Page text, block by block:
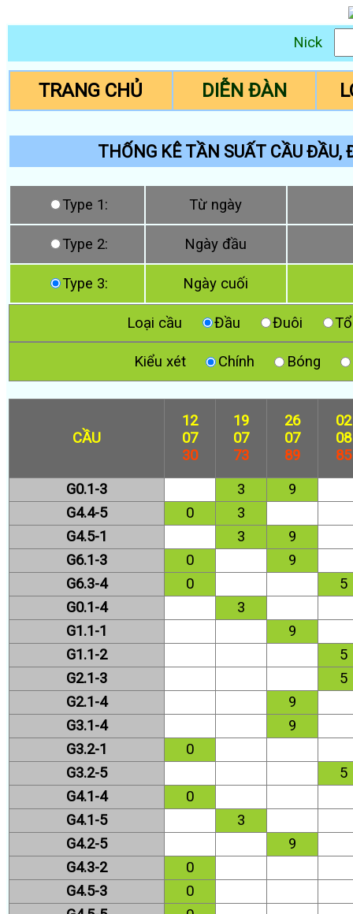
Nick
TRANG CHỦ DIỄN ĐÀN
THỐNG KÊ TẦN SUẤT CẦU ĐẦU,
Type 1: Từ ngày
Type 2: Ngày đầu
Type 3: Ngày cuối
Loại cầu Đầu Đuôi
Kiểu xét Chính Bóng
CẦU
12
07
30
19
07
73
26
07
89
02
08
85
G0.1-3
3
9
G4.4-5
0
3
G4.5-1
3
9
G6.1-3
0
9
G6.3-4
0
5
G0.1-4
3
G1.1-1
9
G1.1-2
5
G2.1-3
5
G2.1-4
9
G3.1-4
9
G3.2-1
0
G3.2-5
5
G4.1-4
0
G4.1-5
3
G4.2-5
9
G4.3-2
0
G4.5-3
0